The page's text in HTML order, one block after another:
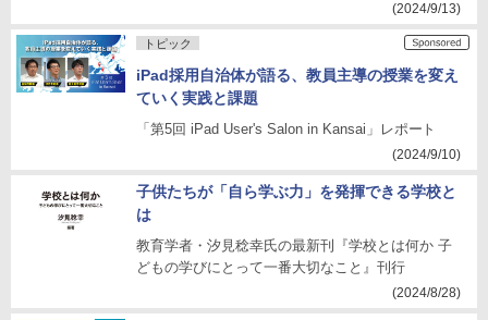
(2024/9/13)
トピック
iPad採用自治体が語る、教員主導の授業を変え
ていく実践と課題
「第5回 iPad User's Salon in Kansai」レポート
(2024/9/10)
子供たちが「自ら学ぶ力」を発揮できる学校と
は
教育学者・汐見稔幸氏の最新刊『学校とは何か 子
どもの学びにとって一番大切なこと』刊行
(2024/8/28)